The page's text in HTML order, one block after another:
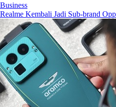
Business
Realme Kembali Jadi Sub-brand